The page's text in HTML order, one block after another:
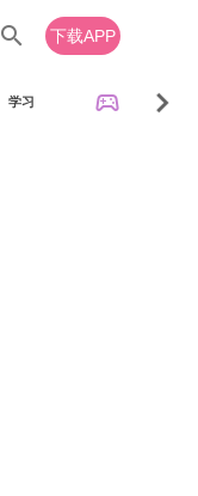
search 下载APP
学习 sports_esports chevron_right